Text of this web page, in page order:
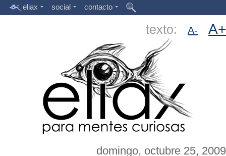
eliax social contacto
texto: A- A+
domingo, octubre 25, 2009